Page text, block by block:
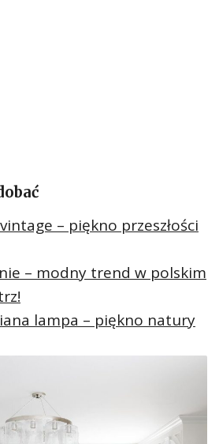
– piękno przeszłości
– modny trend w polskim
lampa – piękno natury